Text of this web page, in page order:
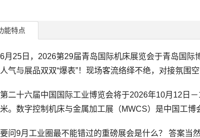
能特点
日，2026第29届青岛国际机床展览会于青岛国际
气与展品双双“爆表”！现场客流络绎不绝，对接氛围
十六届中国国际工业博览会将于2026年10月12日－
。数字控制机床与金属加工展（MWCS）是中国工
9月工业圈最不能错过的重磅展会是什么？ 答案当然